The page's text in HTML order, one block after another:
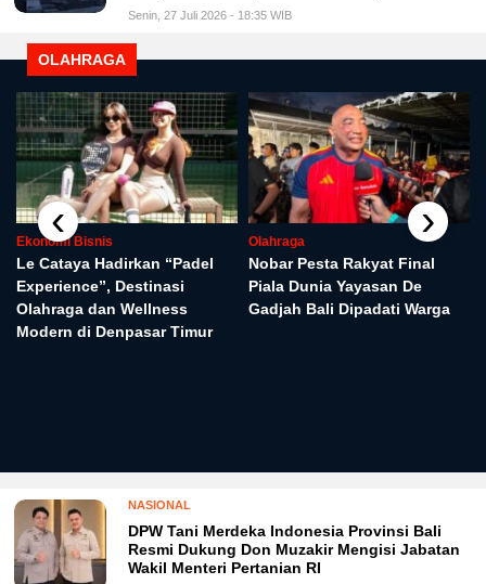
Senin, 27 Juli 2026 - 18:35 WIB
OLAHRAGA
Ekonomi Bisnis
Le Cataya Hadirkan “Padel
Experience”, Destinasi
Olahraga dan Wellness
Modern di Denpasar Timur
Olahraga
Nobar Pesta Rakyat Final
Piala Dunia Yayasan De
Gadjah Bali Dipadati Warga
‹ ›
NASIONAL
DPW Tani Merdeka Indonesia Provinsi Bali
Resmi Dukung Don Muzakir Mengisi Jabatan
Wakil Menteri Pertanian RI